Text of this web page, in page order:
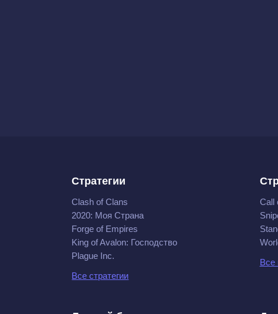
Стратегии
Clash of Clans
2020: Моя Cтрана
Forge of Empires
King of Avalon: Господство
Plague Inc.
Все стратегии
Call
Все